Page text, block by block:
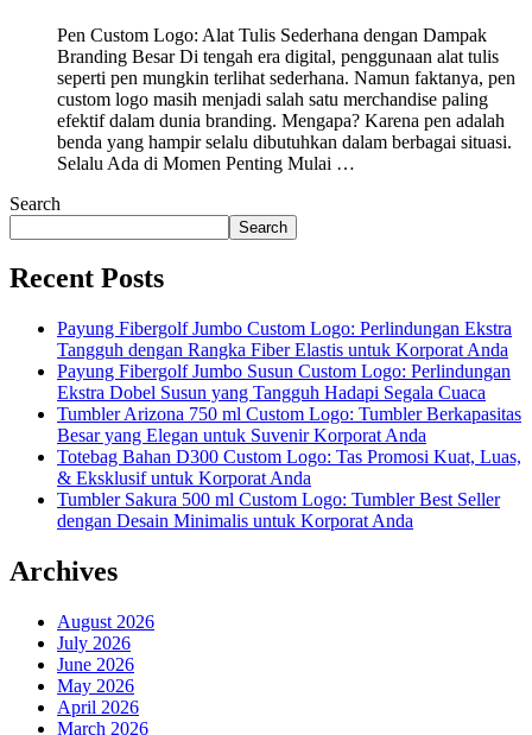
Pen Custom Logo: Alat Tulis Sederhana dengan Dampak
Branding Besar Di tengah era digital, penggunaan alat tulis
seperti pen mungkin terlihat sederhana. Namun faktanya, pen
custom logo masih menjadi salah satu merchandise paling
efektif dalam dunia branding. Mengapa? Karena pen adalah
benda yang hampir selalu dibutuhkan dalam berbagai situasi.
Selalu Ada di Momen Penting Mulai …
Search
Search
Recent Posts
Payung Fibergolf Jumbo Custom Logo: Perlindungan Ekstra
Tangguh dengan Rangka Fiber Elastis untuk Korporat Anda
Payung Fibergolf Jumbo Susun Custom Logo: Perlindungan
Ekstra Dobel Susun yang Tangguh Hadapi Segala Cuaca
Tumbler Arizona 750 ml Custom Logo: Tumbler Berkapasitas
Besar yang Elegan untuk Suvenir Korporat Anda
Totebag Bahan D300 Custom Logo: Tas Promosi Kuat, Luas,
& Eksklusif untuk Korporat Anda
Tumbler Sakura 500 ml Custom Logo: Tumbler Best Seller
dengan Desain Minimalis untuk Korporat Anda
Archives
August 2026
July 2026
June 2026
May 2026
April 2026
March 2026